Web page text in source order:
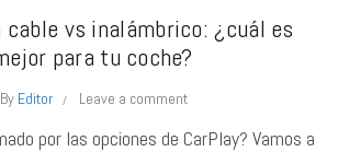
cable vs inalámbrico: ¿cuál es
para tu coche?
By Editor Leave a comment
por las opciones de CarPlay? Vamos a